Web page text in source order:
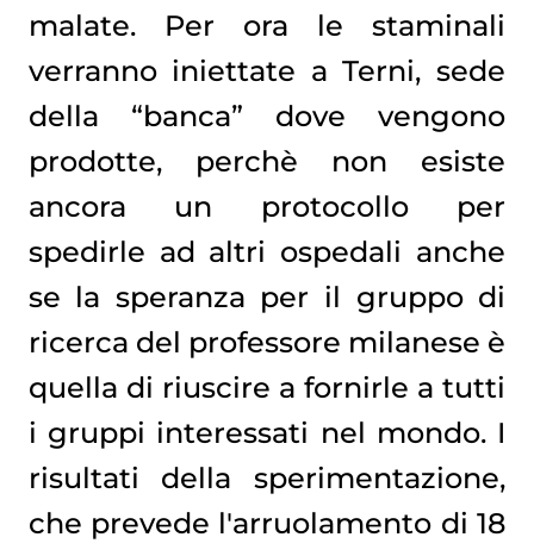
malate. Per ora le staminali
verranno iniettate a Terni, sede
della “banca” dove vengono
prodotte, perchè non esiste
ancora un protocollo per
spedirle ad altri ospedali anche
se la speranza per il gruppo di
ricerca del professore milanese è
quella di riuscire a fornirle a tutti
i gruppi interessati nel mondo. I
risultati della sperimentazione,
che prevede l'arruolamento di 18